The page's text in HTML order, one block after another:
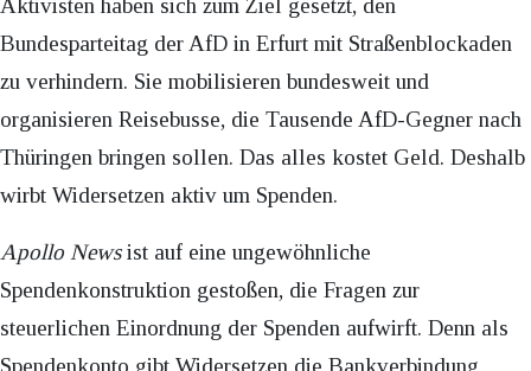
Aktivisten haben sich zum Ziel gesetzt, den
Bundesparteitag der AfD in Erfurt mit Straßenblockaden
zu verhindern. Sie mobilisieren bundesweit und
organisieren Reisebusse, die Tausende AfD-Gegner nach
Thüringen bringen sollen. Das alles kostet Geld. Deshalb
wirbt Widersetzen aktiv um Spenden.
Apollo Newsist auf eine ungewöhnliche
Spendenkonstruktion gestoßen, die Fragen zur
steuerlichen Einordnung der Spenden aufwirft. Denn als
Spendenkonto gibt Widersetzen die Bankverbindung